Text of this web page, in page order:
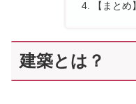
【まと
建築とは？